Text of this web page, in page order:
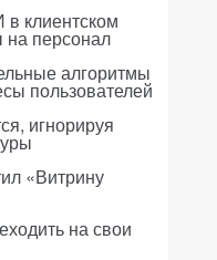
клиентском
на персонал
алгоритмы
пользователей
игнорируя
«Витрину
на свои